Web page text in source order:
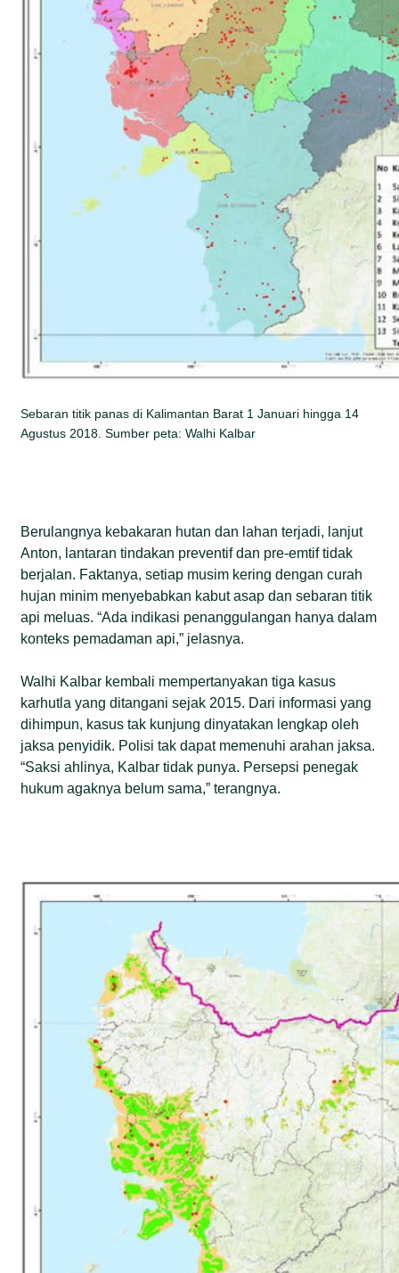
Sebaran titik panas di Kalimantan Barat 1 Januari hingga 14
Agustus 2018. Sumber peta: Walhi Kalbar
Berulangnya kebakaran hutan dan lahan terjadi, lanjut
Anton, lantaran tindakan preventif dan pre-emtif tidak
berjalan. Faktanya, setiap musim kering dengan curah
hujan minim menyebabkan kabut asap dan sebaran titik
api meluas. “Ada indikasi penanggulangan hanya dalam
konteks pemadaman api,” jelasnya.
Walhi Kalbar kembali mempertanyakan tiga kasus
karhutla yang ditangani sejak 2015. Dari informasi yang
dihimpun, kasus tak kunjung dinyatakan lengkap oleh
jaksa penyidik. Polisi tak dapat memenuhi arahan jaksa.
“Saksi ahlinya, Kalbar tidak punya. Persepsi penegak
hukum agaknya belum sama,” terangnya.